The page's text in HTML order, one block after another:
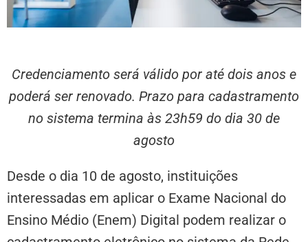
Credenciamento será válido por até dois anos e
poderá ser renovado. Prazo para cadastramento
no sistema termina às 23h59 do dia 30 de
agosto
Desde o dia 10 de agosto, instituições
interessadas em aplicar o Exame Nacional do
Ensino Médio (Enem) Digital podem realizar o